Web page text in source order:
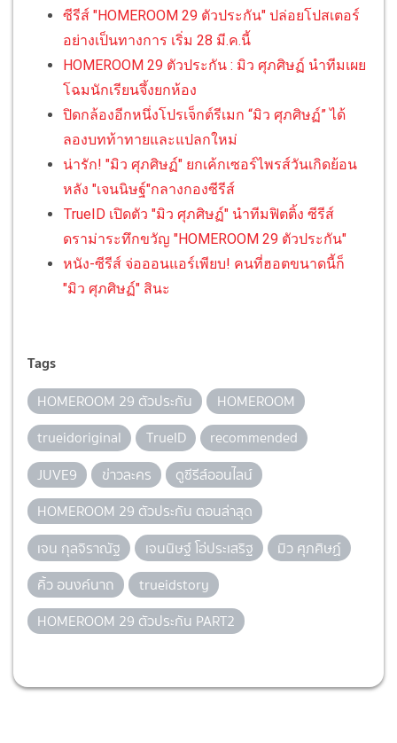
ซีรีส์ "HOMEROOM 29 ตัวประกัน" ปล่อยโปสเตอร์
อย่างเป็นทางการ เริ่ม 28 มี.ค.นี้
HOMEROOM 29 ตัวประกัน : มิว ศุภศิษฏ์ นำทีมเผย
โฉมนักเรียนจึ้งยกห้อง
ปิดกล้องอีกหนึ่งโปรเจ็กต์รีเมก “มิว ศุภศิษฏ์” ได้
ลองบทท้าทายและแปลกใหม่
น่ารัก! "มิว ศุภศิษฏ์" ยกเค้กเซอร์ไพรส์วันเกิดย้อน
หลัง "เจนนิษฐ์"กลางกองซีรีส์
TrueID เปิดตัว "มิว ศุภศิษฏ์" นำทีมฟิตติ้ง ซีรีส์
ดราม่าระทึกขวัญ "HOMEROOM 29 ตัวประกัน"
หนัง-ซีรีส์ จ่อออนแอร์เพียบ! คนที่ฮอตขนาดนี้ก็
"มิว ศุภศิษฏ์" สินะ
Tags
HOMEROOM 29 ตัวประกัน
HOMEROOM
trueidoriginal
TrueID
recommended
JUVE9
ข่าวละคร
ดูซีรีส์ออนไลน์
HOMEROOM 29 ตัวประกัน ตอนล่าสุด
เจน กุลจิราณัฐ
เจนนิษฐ์ โอ่ประเสริฐ
มิว ศุภศิษฏ์
คิ้ว อนงค์นาถ
trueidstory
HOMEROOM 29 ตัวประกัน PART2